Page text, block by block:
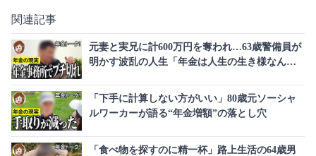
関連記事
元妻と実兄に計600万円を奪われ…63歳警備員が
明かす波乱の人生「年金は人生の生き様なんで
「下手に計算しない方がいい」80歳元ソーシャ
ルワーカーが語る“年金増額”の落とし穴
「食べ物を探すのに精一杯」路上生活の64歳男